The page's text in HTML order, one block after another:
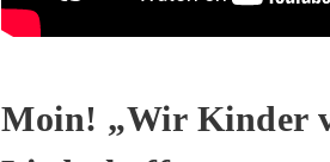
Moin! „Wir Kinder